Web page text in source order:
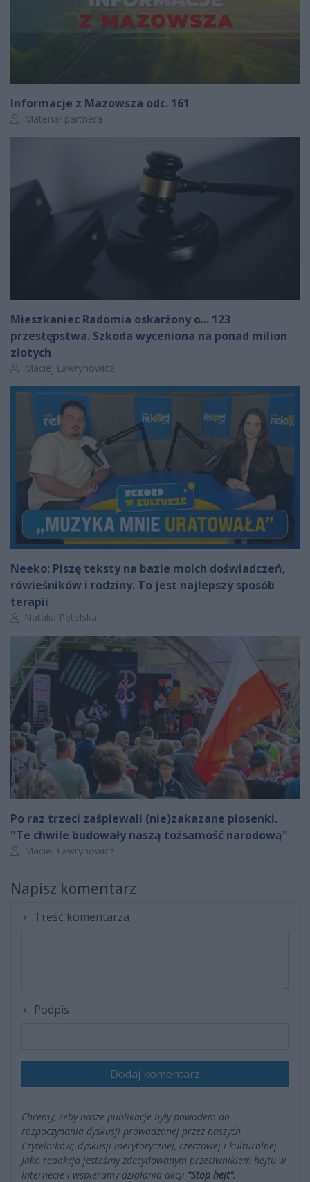
Informacje z Mazowsza odc. 161
Autor artykułu:
Materiał partnera
Mieszkaniec Radomia oskarżony o... 123
przestępstwa. Szkoda wyceniona na ponad milion
złotych
Autor artykułu:
Maciej Ławrynowicz
Neeko: Piszę teksty na bazie moich doświadczeń,
rówieśników i rodziny. To jest najlepszy sposób
terapii
Autor artykułu:
Natalia Pętelska
Po raz trzeci zaśpiewali (nie)zakazane piosenki.
"Te chwile budowały naszą tożsamość narodową"
Autor artykułu:
Maciej Ławrynowicz
Napisz komentarz
Treść komentarza
Podpis
Dodaj komentarz
Chcemy, żeby nasze publikacje były powodem do
rozpoczynania dyskusji prowadzonej przez naszych
Czytelników; dyskusji merytorycznej, rzeczowej i kulturalnej.
Jako redakcja jesteśmy zdecydowanym przeciwnikiem hejtu w
Internecie i wspieramy działania akcji "Stop hejt".